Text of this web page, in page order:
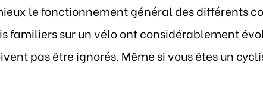
le fonctionnement général des différents
familiers sur un vélo ont considérablement
pas être ignorés. Même si vous êtes un